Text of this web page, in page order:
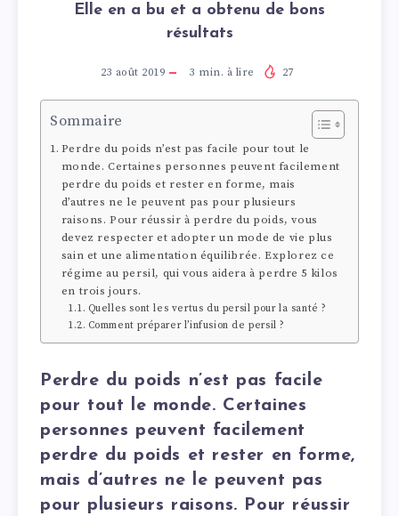
Elle en a bu et a obtenu de bons
résultats
23 août 2019 3 min. à lire 27
Sommaire
Perdre du poids n’est pas facile pour tout le
monde. Certaines personnes peuvent facilement
perdre du poids et rester en forme, mais
d’autres ne le peuvent pas pour plusieurs
raisons. Pour réussir à perdre du poids, vous
devez respecter et adopter un mode de vie plus
sain et une alimentation équilibrée. Explorez ce
régime au persil, qui vous aidera à perdre 5 kilos
en trois jours.
Quelles sont les vertus du persil pour la santé ?
Comment préparer l’infusion de persil ?
Perdre du poids n’est pas facile
pour tout le monde. Certaines
personnes peuvent facilement
perdre du poids et rester en forme,
mais d’autres ne le peuvent pas
pour plusieurs raisons. Pour réussir